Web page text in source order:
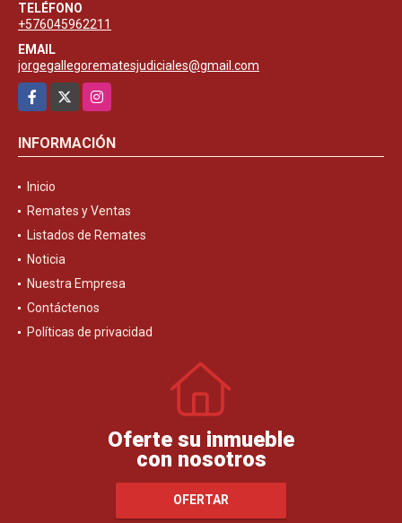
TELÉFONO
+576045962211
EMAIL
jorgegallegorematesjudiciales@gmail.com
Facebook
Instagram
INFORMACIÓN
Inicio
Remates y Ventas
Listados de Remates
Noticia
Nuestra Empresa
Contáctenos
Políticas de privacidad
Oferte su inmueble
con nosotros
OFERTAR